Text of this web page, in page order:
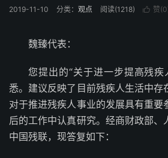
2019-11-10 分类： 观点 阅读(1218)  赞(0
魏臻代表：
您提出的“关于进一步提高残
悉。建议反映了目前残疾人生活中存
对于推进残疾人事业的发展具有重要
后的工作中认真研究。经商财政部、
中国残联，现答复如下：